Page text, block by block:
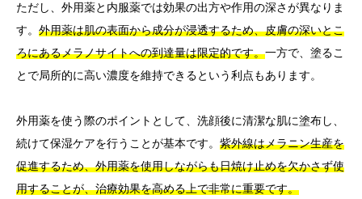
ただし、外用薬と内服薬では効果の出方や作用の深さが異なりま
す。 外用薬は肌の表面から成分が浸透するため、皮膚の深いとこ
ろにあるメラノサイトへの到達量は限定的です。一方で、塗るこ
とで局所的に高い濃度を維持できるという利点もあります。
外用薬を使う際のポイントとして、洗顔後に清潔な肌に塗布し、
続けて保湿ケアを行うことが基本です。 紫外線はメラニン生産を
促進するため、外用薬を使用しながらも日焼け止めを欠かさず使
用することが、治療効果を高める上で非常に重要です。